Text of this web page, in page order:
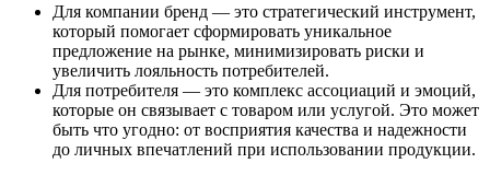
Для компании бренд — это стратегический инструмент,
который помогает сформировать уникальное
предложение на рынке, минимизировать риски и
увеличить лояльность потребителей.
Для потребителя — это комплекс ассоциаций и эмоций,
которые он связывает с товаром или услугой. Это может
быть что угодно: от восприятия качества и надежности
до личных впечатлений при использовании продукции.